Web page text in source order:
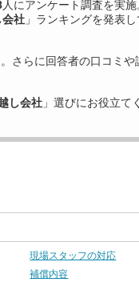
人にアンケート調査を実施
会社 」ランキングを発表
。さらに回答者の口コミや
し会社 」選びにお役立て
現場スタッフの対応
補償内容